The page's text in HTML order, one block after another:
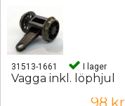
31513-1661 I lager
Vagga inkl. löphjul
98 kr